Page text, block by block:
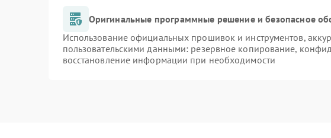
Оригинальные программные решение и безопасное
Использование официальных прошивок и инструментов,
пользовательскими данными: резервное копирование,
восстановление информации при необходимости